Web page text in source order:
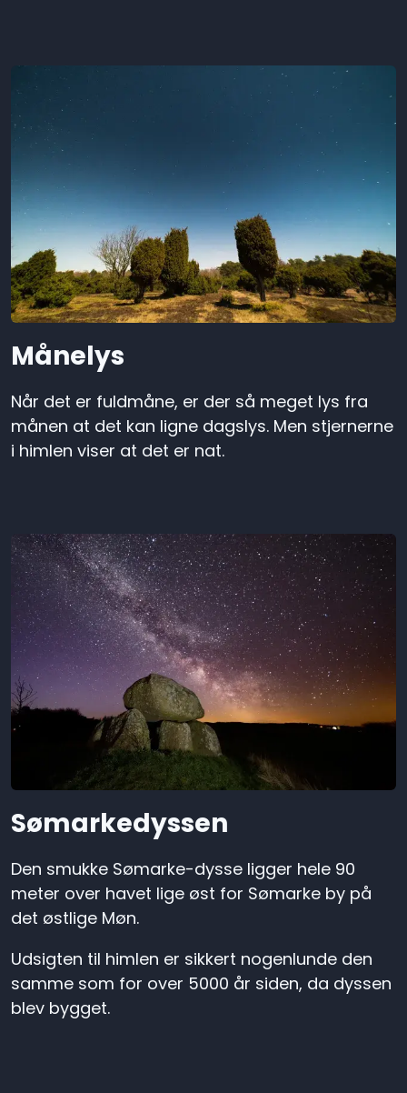
Månelys
Når det er fuldmåne, er der så meget lys fra
månen at det kan ligne dagslys. Men stjernerne
i himlen viser at det er nat.
Sømarkedyssen
Den smukke Sømarke-dysse ligger hele 90
meter over havet lige øst for Sømarke by på
det østlige Møn.
Udsigten til himlen er sikkert nogenlunde den
samme som for over 5000 år siden, da dyssen
blev bygget.